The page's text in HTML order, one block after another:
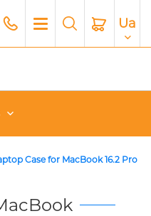
Ua
Case for MacBook 16.2 Pro